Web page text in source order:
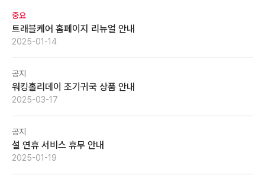
중요
트래블케어 홈페이지 리뉴얼 안내
2025-01-14
공지
워킹홀리데이 조기귀국 상품 안내
2025-03-17
공지
설 연휴 서비스 휴무 안내
2025-01-19